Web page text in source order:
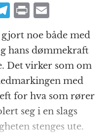
T
e
g
r
a
m
P
n
t
m
ai
l
noe både med
hans dømmekraft
Det virker som om
med
for hva som rører
seg i en slags
stenges ute.